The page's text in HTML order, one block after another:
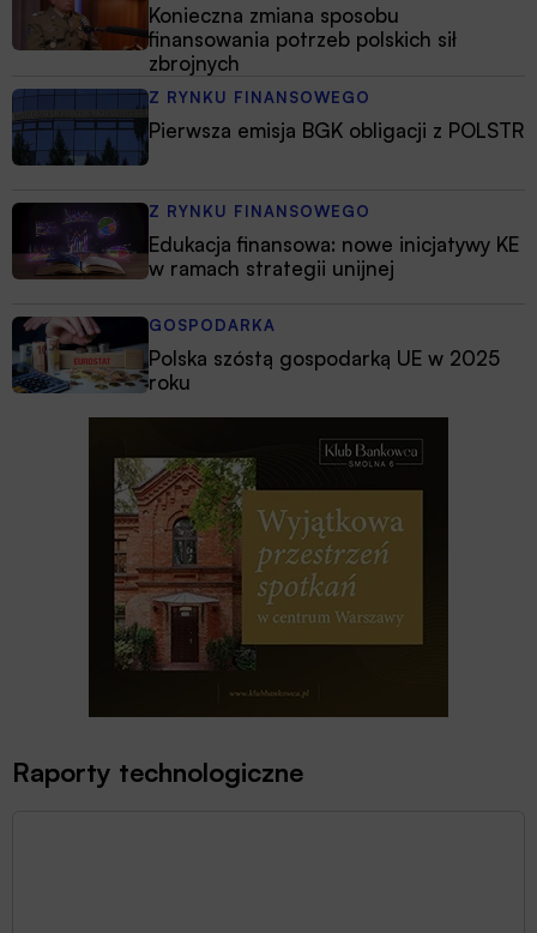
Konieczna zmiana sposobu
finansowania potrzeb polskich sił
zbrojnych
Z RYNKU FINANSOWEGO
Pierwsza emisja BGK obligacji z POLSTR
Z RYNKU FINANSOWEGO
Edukacja finansowa: nowe inicjatywy KE
w ramach strategii unijnej
GOSPODARKA
Polska szóstą gospodarką UE w 2025
roku
Raporty technologiczne